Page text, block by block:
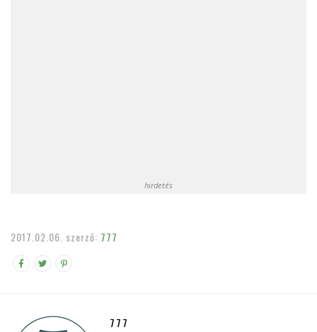
hirdetés
2017.02.06. szerző: 777
777